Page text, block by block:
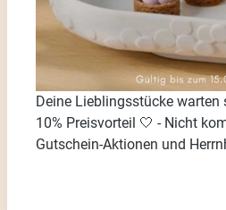
Bildergalerie überspringen
Deine Lieblingsstücke warten
10% Preisvorteil 🤍 - Nicht
Gutschein-Aktionen und